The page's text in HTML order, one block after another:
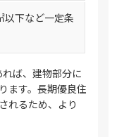
以下など一定条
ば、建物部分に
ます。長期優良住
れるため、より